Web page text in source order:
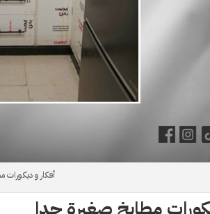
أفكار و ديكورات